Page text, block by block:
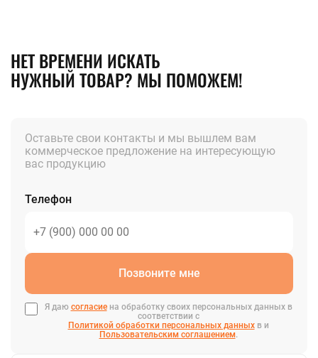
НЕТ ВРЕМЕНИ ИСКАТЬ
НУЖНЫЙ ТОВАР? МЫ ПОМОЖЕМ!
Оставьте свои контакты и мы вышлем вам
коммерческое предложение на интересующую
вас продукцию
Телефон
Позвоните мне
Я даю согласиена обработку своих персональных данных в
соответствии с
Политикой обработки персональных данныхв и
Пользовательским соглашением.